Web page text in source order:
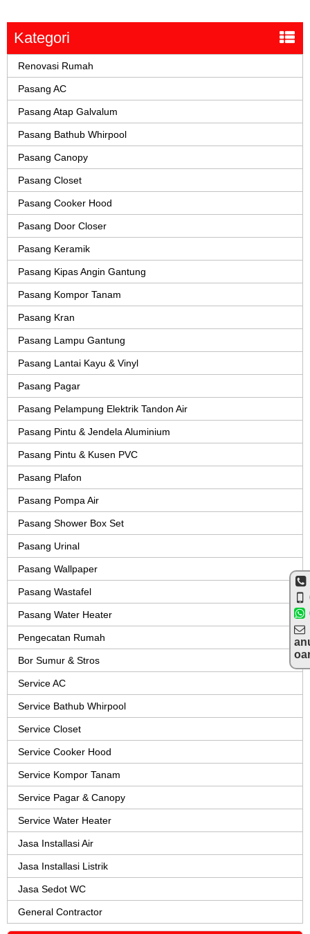
Kategori
Renovasi Rumah
Pasang AC
Pasang Atap Galvalum
Pasang Bathub Whirpool
Pasang Canopy
Pasang Closet
Pasang Cooker Hood
Pasang Door Closer
Pasang Keramik
Pasang Kipas Angin Gantung
Pasang Kompor Tanam
Pasang Kran
Pasang Lampu Gantung
Pasang Lantai Kayu & Vinyl
Pasang Pagar
Pasang Pelampung Elektrik Tandon Air
Pasang Pintu & Jendela Aluminium
Pasang Pintu & Kusen PVC
Pasang Plafon
Pasang Pompa Air
Pasang Shower Box Set
Pasang Urinal
Pasang Wallpaper
Pasang Wastafel
Pasang Water Heater
Pengecatan Rumah
Bor Sumur & Stros
Service AC
Service Bathub Whirpool
Service Closet
Service Cooker Hood
Service Kompor Tanam
Service Pagar & Canopy
Service Water Heater
Jasa Installasi Air
Jasa Installasi Listrik
Jasa Sedot WC
General Contractor